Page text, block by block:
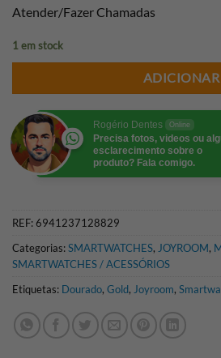
Atender/Fazer Chamadas
1 em stock
ADICIONAR
Rogério Dentes Online
Precisa fotos, videos ou
esclarecimento sobre o
produto? Fala comigo.
REF:6941237128829
Categorias:SMARTWATCHES, JOYROOM,
SMARTWATCHES / ACESSÓRIOS
Etiquetas: Dourado, Gold, Joyroom,